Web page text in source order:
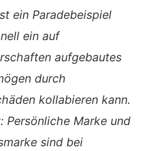
ein Paradebeispiel
ein auf
aufgebautes
durch
kollabieren kann.
Persönliche Marke und
sind bei